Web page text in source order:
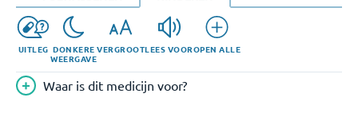
UITLEG DONKERE
WEERGAVE
VERGROOTLEES VOOROPEN ALLE
Waar is dit medicijn voor?